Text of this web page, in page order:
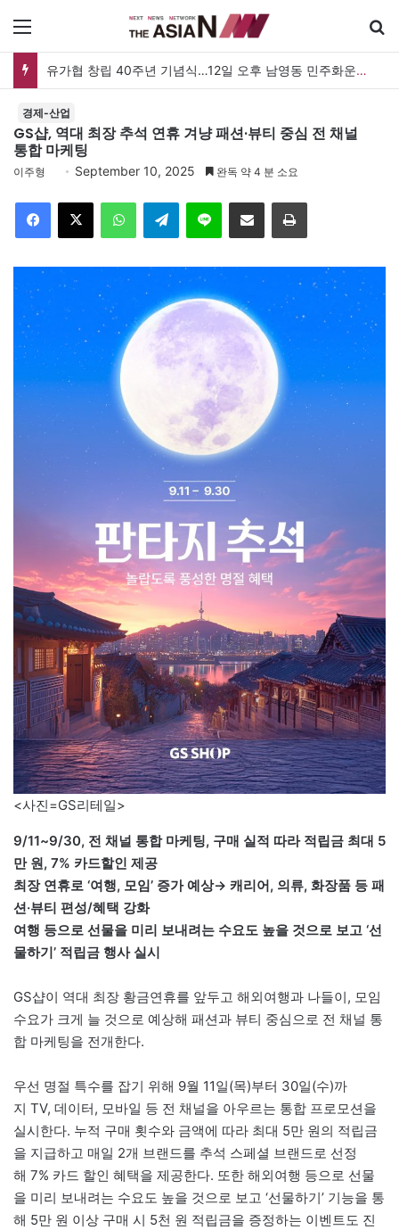
메뉴
유가협 창립 40주년 기념식…12일 오후 남영동 민주화운동기념관
경제-산업
GS샵, 역대 최장 추석 연휴 겨냥 패션·뷰티 중심 전 채널
통합 마케팅
이주형 September 10, 2025 완독 약 4 분 소요
Facebook
X WhatsAppTelegramLine 이메일 인쇄
<사진=GS리테일>
9/11~9/30, 전 채널 통합 마케팅, 구매 실적 따라 적립금 최대 5
만 원, 7% 카드할인 제공
최장 연휴로 ‘여행, 모임’ 증가 예상→ 캐리어, 의류, 화장품 등 패
션·뷰티 편성/혜택 강화
여행 등으로 선물을 미리 보내려는 수요도 높을 것으로 보고 ‘선
물하기’ 적립금 행사 실시
GS샵이 역대 최장 황금연휴를 앞두고 해외여행과 나들이, 모임
수요가 크게 늘 것으로 예상해 패션과 뷰티 중심으로 전 채널 통
합 마케팅을 전개한다.
우선 명절 특수를 잡기 위해 9월 11일(목)부터 30일(수)까
지 TV, 데이터, 모바일 등 전 채널을 아우르는 통합 프로모션을
실시한다. 누적 구매 횟수와 금액에 따라 최대 5만 원의 적립금
을 지급하고 매일 2개 브랜드를 추석 스페셜 브랜드로 선정
해 7% 카드 할인 혜택을 제공한다. 또한 해외여행 등으로 선물
을 미리 보내려는 수요도 높을 것으로 보고 ‘선물하기’ 기능을 통
해 5만 원 이상 구매 시 5천 원 적립금을 증정하는 이벤트도 진